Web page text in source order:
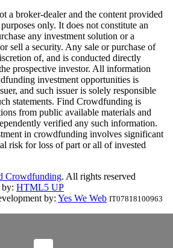
a broker-dealer and the content provided
only. It does not constitute an
any investment solution or a
sell a security. Any sale or purchase of
of, and is conducted directly
prospective investor. All information
investment opportunities is
and such issuer is solely responsible
statements. Find Crowdfunding is
from public available materials and
verified any such information.
in crowdfunding involves significant
risk for loss of part or all of invested
Crowdfunding. All rights reserved
by: HTML5 UP
by: Yes We Web IT07818100963